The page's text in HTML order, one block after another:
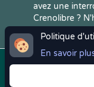
Politique
En savoir
avez une
Crenolibre ?
Copyright © 2022